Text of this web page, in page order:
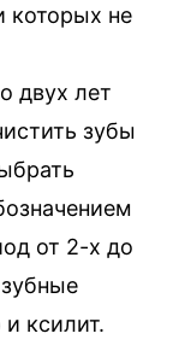
которых не
двух лет
зубы
от 2-х до
ксилит.